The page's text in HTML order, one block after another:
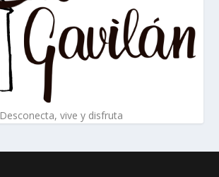
Desconecta, vive y disfruta